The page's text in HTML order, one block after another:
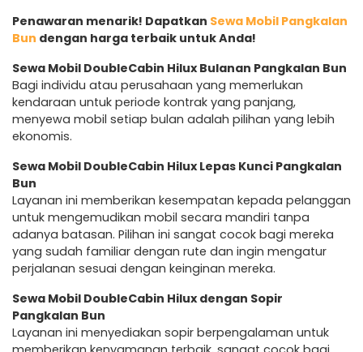
Penawaran menarik! Dapatkan Sewa Mobil Pangkalan
Bun dengan harga terbaik untuk Anda!
Sewa Mobil DoubleCabin Hilux Bulanan Pangkalan Bun
Bagi individu atau perusahaan yang memerlukan
kendaraan untuk periode kontrak yang panjang,
menyewa mobil setiap bulan adalah pilihan yang lebih
ekonomis.
Sewa Mobil DoubleCabin Hilux Lepas Kunci Pangkalan
Bun
Layanan ini memberikan kesempatan kepada pelanggan
untuk mengemudikan mobil secara mandiri tanpa
adanya batasan. Pilihan ini sangat cocok bagi mereka
yang sudah familiar dengan rute dan ingin mengatur
perjalanan sesuai dengan keinginan mereka.
Sewa Mobil DoubleCabin Hilux dengan Sopir
Pangkalan Bun
Layanan ini menyediakan sopir berpengalaman untuk